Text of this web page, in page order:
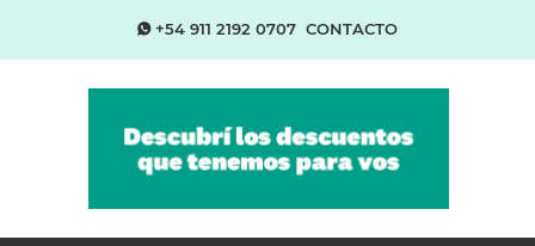
+54 911 2192 0707 CONTACTO